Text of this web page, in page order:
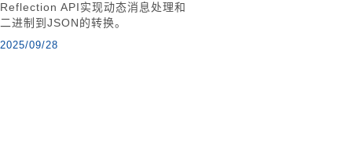
Reflection API实现动态消息处理和
二进制到JSON的转换。
2025/09/28